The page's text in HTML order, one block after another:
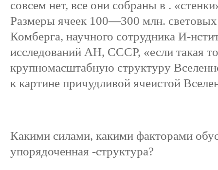
совсем нет, все они собраны в .
Размеры ячеек 100—300 млн.
Комберга, научного сотрудника И-
исследований АН, СССР, «если такая
крупномасштабную структуру
к картине причудливой ячеистой
Какими силами, какими факторами
упорядоченная -структура?